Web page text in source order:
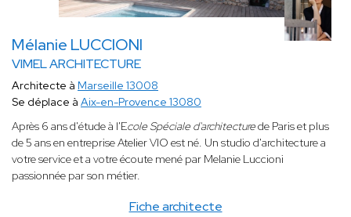
Mélanie LUCCIONI
VIMEL ARCHITECTURE
Fiche architecte
Architecte à Marseille 13008
Se déplace à Aix-en-Provence 13080
Après 6 ans d'étude à l'Ecole Spéciale d'architecturede Paris et plus
de 5 ans en entreprise Atelier VIO est né. Un studio d'architecture a
votre service et a votre écoute mené par Melanie Luccioni
passionnée par son métier.